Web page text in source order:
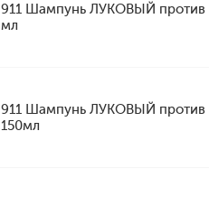
911 Шампунь ЛУКОВЫЙ против
мл
911 Шампунь ЛУКОВЫЙ против
150мл